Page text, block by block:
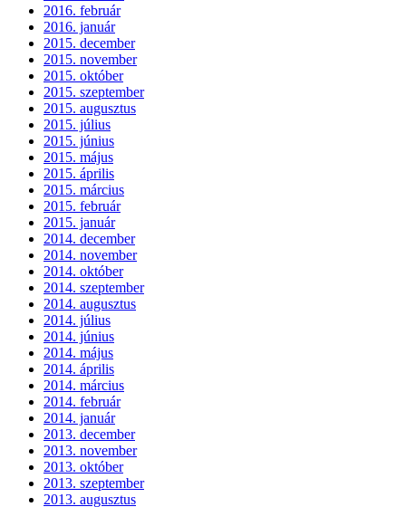
2016. február
2016. január
2015. december
2015. november
2015. október
2015. szeptember
2015. augusztus
2015. július
2015. június
2015. május
2015. április
2015. március
2015. február
2015. január
2014. december
2014. november
2014. október
2014. szeptember
2014. augusztus
2014. július
2014. június
2014. május
2014. április
2014. március
2014. február
2014. január
2013. december
2013. november
2013. október
2013. szeptember
2013. augusztus